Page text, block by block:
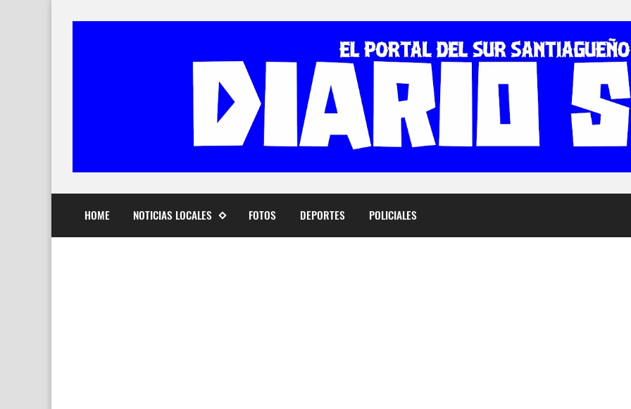
HOME NOTICIAS LOCALES FOTOS DEPORTES POLICIALES